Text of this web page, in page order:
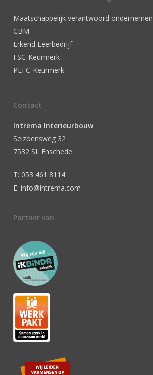
Maatschappelijk verantwoord ondernemen
CBM
Erkend Leerbedrijf
FSC-Keurmerk
PEFC-Keurmerk
Contact
Intrema Interieurbouw
Seizoensweg 32
7532 SL Enschede
T: 053 461 8114
E: info@intrema.com
Partner van